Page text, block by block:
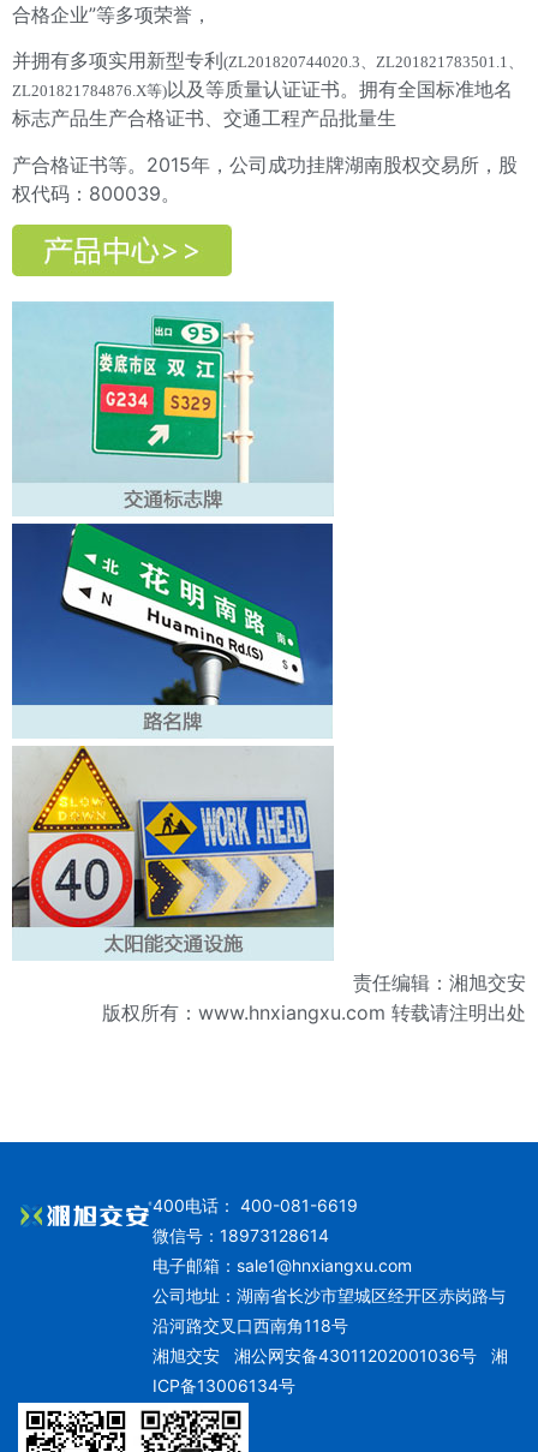
合格企业”等多项荣誉，
并拥有多项实用新型专利(ZL201820744020.3、ZL201821783501.1、
ZL201821784876.X等)以及等质量认证证书。拥有全国标准地名
标志产品生产合格证书、交通工程产品批量生
产合格证书等。2015年，公司成功挂牌湖南股权交易所，股
权代码：800039。
责任编辑：湘旭交安
版权所有： www.hnxiangxu.com 转载请注明出处
400电话： 400-081-6619
微信号：18973128614
电子邮箱： sale1@hnxiangxu.com
公司地址：湖南省长沙市望城区经开区赤岗路与
沿河路交叉口西南角118号
湘旭交安湘公网安备43011202001036号
湘
ICP备13006134号